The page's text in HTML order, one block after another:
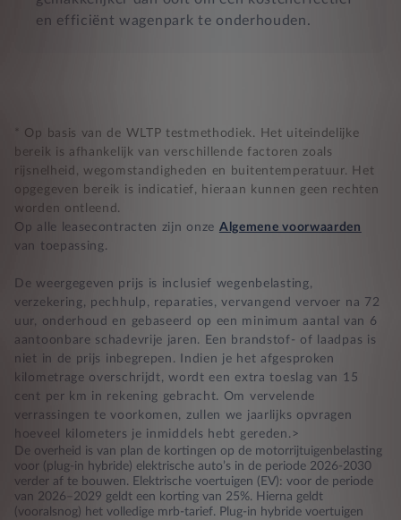
en efficiënt wagenpark te onderhouden.
* Op basis van de WLTP testmethodiek. Het uiteindelijke
bereik is afhankelijk van verschillende factoren zoals
rijsnelheid, wegomstandigheden en buitentemperatuur. Het
opgegeven bereik is indicatief, hieraan kunnen geen rechten
worden ontleend.
Op alle leasecontracten zijn onze Algemene voorwaarden
van toepassing.
De weergegeven prijs is inclusief wegenbelasting,
verzekering, pechhulp, reparaties, vervangend vervoer na 72
uur, onderhoud en gebaseerd op een minimum aantal van 6
aantoonbare schadevrije jaren. Een brandstof- of laadpas is
niet in de prijs inbegrepen. Indien je het afgesproken
kilometrage overschrijdt, wordt een extra toeslag van 15
cent per km in rekening gebracht. Om vervelende
verrassingen te voorkomen, zullen we jaarlijks opvragen
hoeveel kilometers je inmiddels hebt gereden.>
De overheid is van plan de kortingen op de motorrijtuigenbelasting
voor (plug-in hybride) elektrische auto’s in de periode 2026-2030
verder af te bouwen. Elektrische voertuigen (EV): voor de periode
van 2026–2029 geldt een korting van 25%. Hierna geldt
(vooralsnog) het volledige mrb-tarief. Plug-in hybride voertuigen